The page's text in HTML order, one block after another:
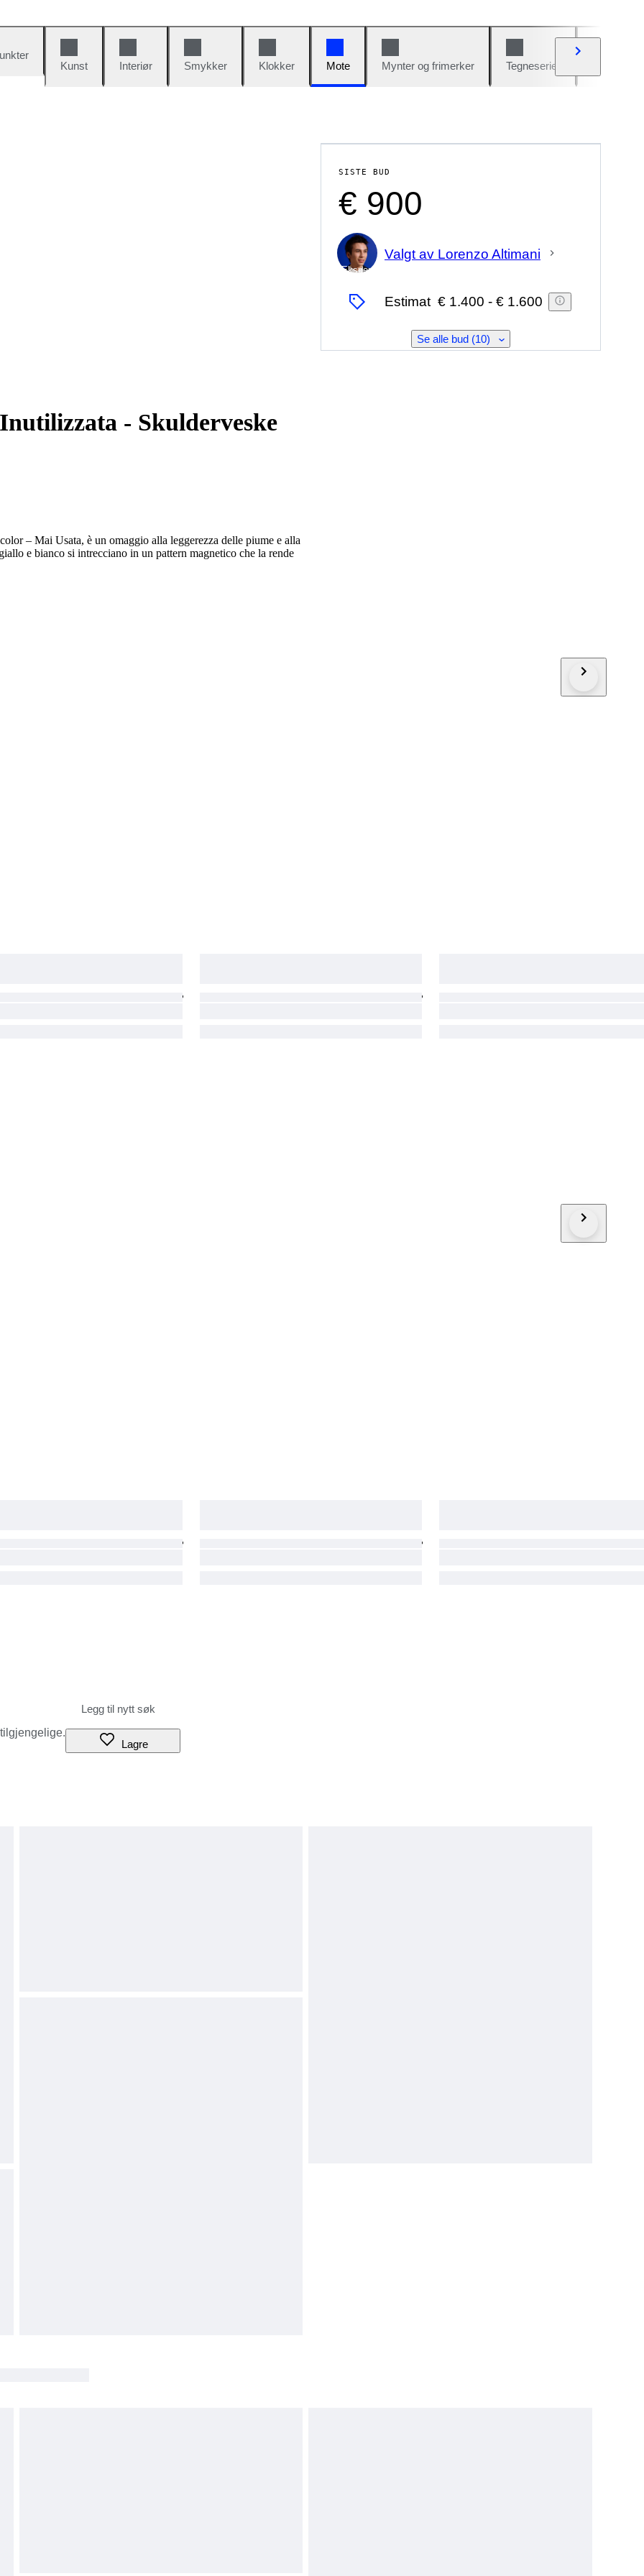
Kunst
Interiør Smykker Klokker Mote Mynter og frimerker Tegneserier
- Skulderveske
– Mai Usata, è un omaggio alla leggerezza delle piume e alla
e bianco si intrecciano in un pattern magnetico che la rende
– Mai Usata è realizzata in seta e si racchiude nella sua sacca.
SISTE BUD
€ 900
Ekspert
Valgt av Lorenzo Altimani
Estimat € 1.400 - € 1.600
Se alle bud (10)
Lagre